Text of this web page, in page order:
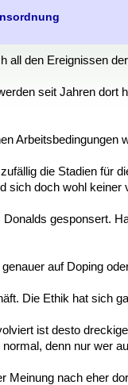
all den Ereignissen
seit Jahren dort
Arbeitsbedingungen
die Stadien für
sich doch wohl keiner
gesponsert.
auf Doping
Die Ethik hat sich
ist desto
denn nur wer
Meinung nach eher